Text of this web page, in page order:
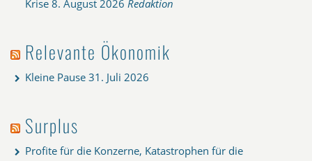
Krise 8. August 2026 Redaktion
Relevante Ökonomik
Kleine Pause 31. Juli 2026
Surplus
Profite für die Konzerne, Katastrophen für die